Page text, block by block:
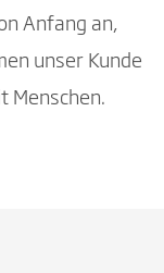
Anfang an,
unser Kunde
Menschen.